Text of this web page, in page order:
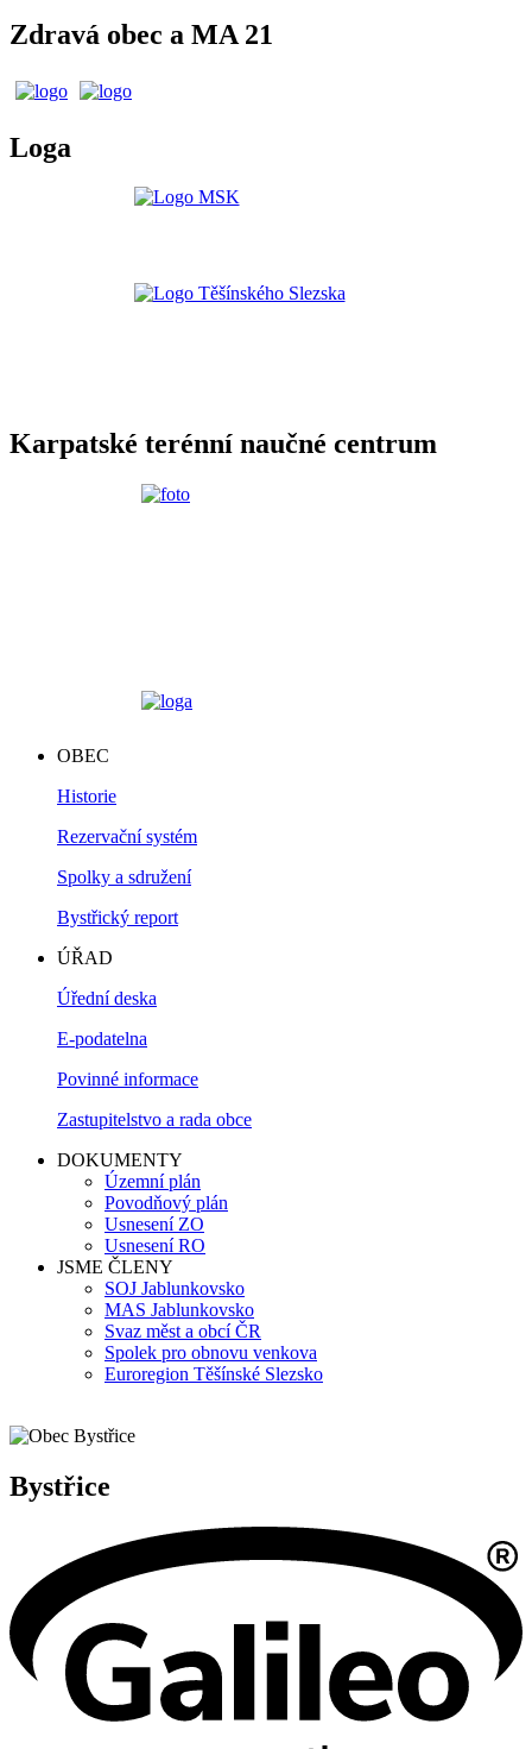
Zdravá obec a MA 21
Loga
Karpatské terénní naučné centrum
OBEC
Historie
Rezervační systém
Spolky a sdružení
Bystřický report
ÚŘAD
Úřední deska
E-podatelna
Povinné informace
Zastupitelstvo a rada obce
DOKUMENTY
Územní plán
Povodňový plán
Usnesení ZO
Usnesení RO
JSME ČLENY
SOJ Jablunkovsko
MAS Jablunkovsko
Svaz měst a obcí ČR
Spolek pro obnovu venkova
Euroregion Těšínské Slezsko
Bystřice